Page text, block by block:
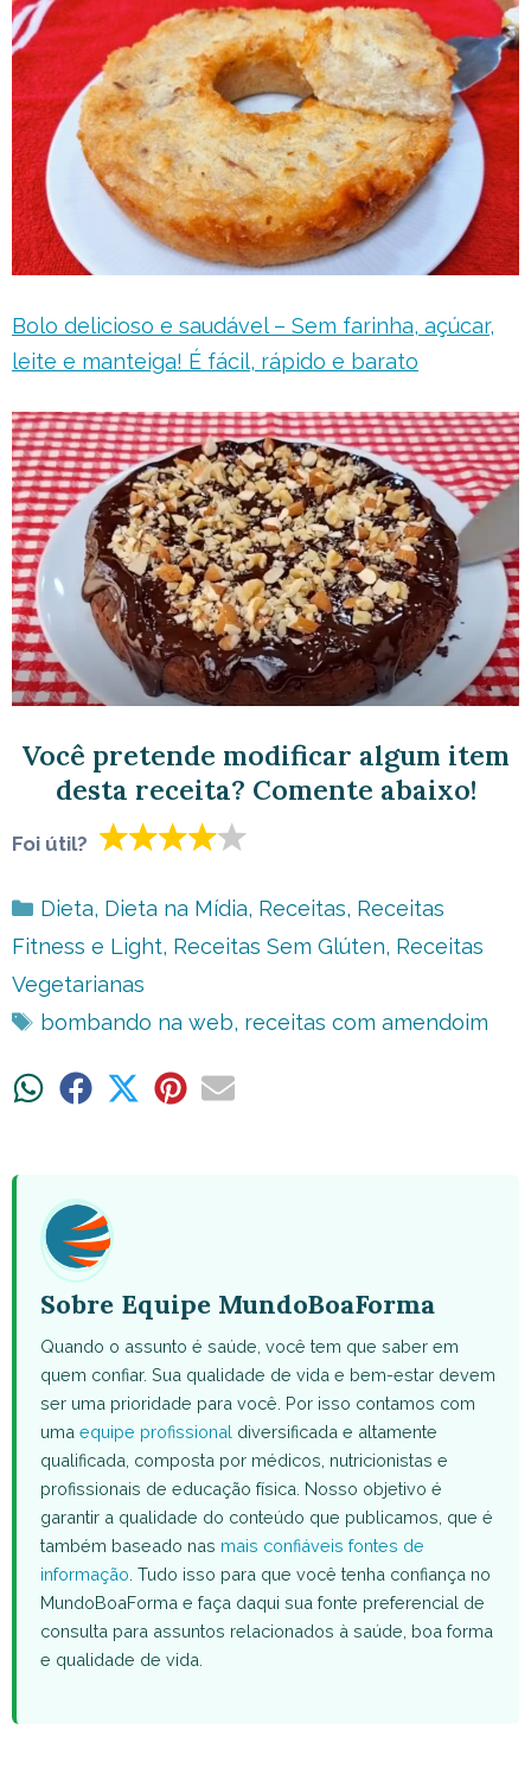
Bolo delicioso e saudável – Sem farinha, açúcar,
leite e manteiga! É fácil, rápido e barato
Você pretende modificar algum item
desta receita? Comente abaixo!
Foi útil?
Categorias
Dieta, Dieta na Mídia, Receitas, Receitas
Fitness e Light, Receitas Sem Glúten, Receitas
Vegetarianas
Tags
bombando na web, receitas com amendoim
ShareShare ShareShareShare
Sobre Equipe MundoBoaForma
Quando o assunto é saúde, você tem que saber em
quem confiar. Sua qualidade de vida e bem-estar devem
ser uma prioridade para você. Por isso contamos com
uma equipe profissional diversificada e altamente
qualificada, composta por médicos, nutricionistas e
profissionais de educação física. Nosso objetivo é
garantir a qualidade do conteúdo que publicamos, que é
também baseado nas mais confiáveis fontes de
informação . Tudo isso para que você tenha confiança no
MundoBoaForma e faça daqui sua fonte preferencial de
consulta para assuntos relacionados à saúde, boa forma
e qualidade de vida.